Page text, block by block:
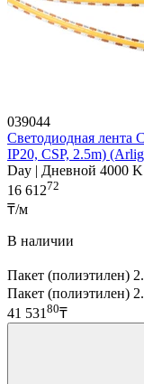
039044
Светодиодная лента
IP20, CSP, 2.5m)
Day | Дневной 4000 K
16 61272
₸/м
В наличии
Пакет (полиэтилен)
Пакет (полиэтилен)
41 531 80₸